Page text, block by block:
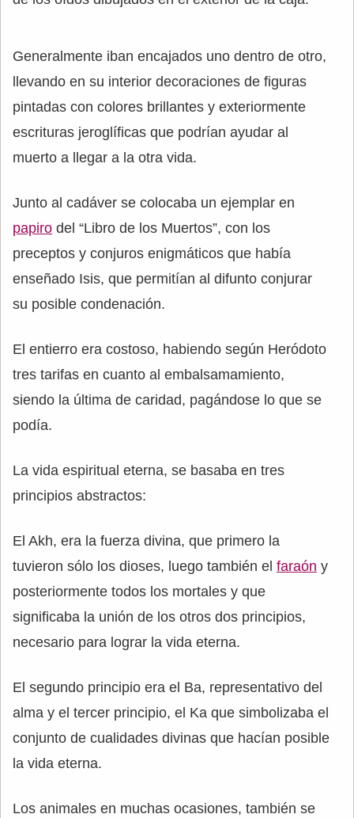
Generalmente iban encajados uno dentro de otro,
llevando en su interior decoraciones de figuras
pintadas con colores brillantes y exteriormente
escrituras jeroglíficas que podrían ayudar al
muerto a llegar a la otra vida.
Junto al cadáver se colocaba un ejemplar en
papiro del “Libro de los Muertos”, con los
preceptos y conjuros enigmáticos que había
enseñado Isis, que permitían al difunto conjurar
su posible condenación.
El entierro era costoso, habiendo según Heródoto
tres tarifas en cuanto al embalsamamiento,
siendo la última de caridad, pagándose lo que se
podía.
La vida espiritual eterna, se basaba en tres
principios abstractos:
El Akh, era la fuerza divina, que primero la
tuvieron sólo los dioses, luego también el faraón y
posteriormente todos los mortales y que
significaba la unión de los otros dos principios,
necesario para lograr la vida eterna.
El segundo principio era el Ba, representativo del
alma y el tercer principio, el Ka que simbolizaba el
conjunto de cualidades divinas que hacían posible
la vida eterna.
Los animales en muchas ocasiones, también se